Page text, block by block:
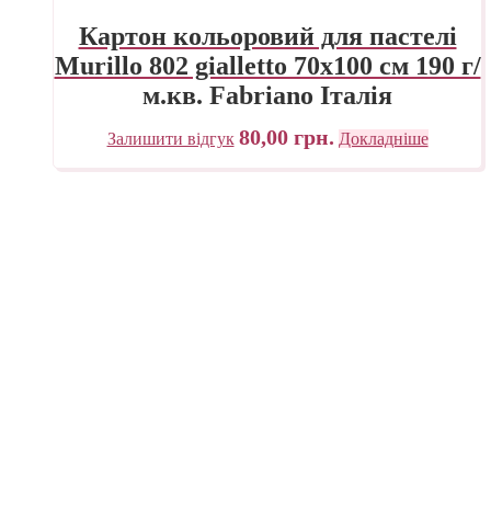
Картон кольоровий для пастелі
Murillo 802 gialletto 70х100 см 190 г/
м.кв. Fabriano Італія
Залишити відгук 80,00 грн. Докладніше